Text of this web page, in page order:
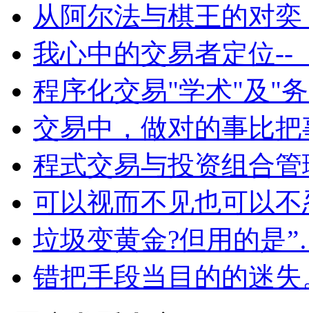
从阿尔法与棋王的对
我心中的交易者定位
程序化交易"学术"及"
交易中，做对的事比
程式交易与投资组合
可以视而不见也可以
垃圾变黄金?但用的是
错把手段当目的的迷